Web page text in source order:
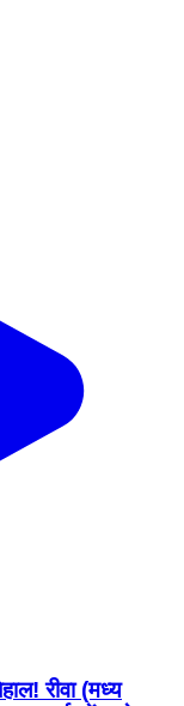
रीवा (मध्य